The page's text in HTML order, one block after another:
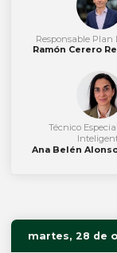
Responsable Plan
Ramón Cerero
Técnico
Ana Belén
martes, 28 de